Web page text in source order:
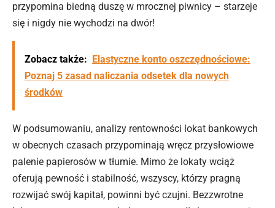
przypomina biedną duszę w mrocznej piwnicy – starzeje
się i nigdy nie wychodzi na dwór!
Zobacz także:
Elastyczne konto oszczędnościowe:
Poznaj 5 zasad naliczania odsetek dla nowych
środków
W podsumowaniu, analizy rentowności lokat bankowych
w obecnych czasach przypominają wręcz przysłowiowe
palenie papierosów w tłumie. Mimo że lokaty wciąż
oferują pewność i stabilność, wszyscy, którzy pragną
rozwijać swój kapitał, powinni być czujni. Bezzwrotne